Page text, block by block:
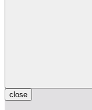
close